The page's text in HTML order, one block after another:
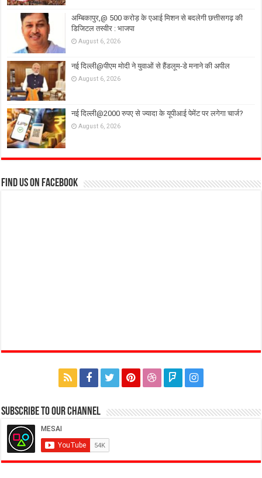
अम्बिकापुर,@ 500 करोड़ के एआई मिशन से बदलेगी छत्तीसगढ़ की
डिजिटल तस्वीर : भाजपा
August 6, 2026
नई दिल्ली@पीएम मोदी ने युवाओं से हैंडलूम-डे मनाने की अपील
August 6, 2026
नई दिल्ली@2000 रुपए से ज्यादा के यूपीआई पेमेंट पर लगेगा चार्ज?
August 6, 2026
Find us on Facebook
Subscribe to our Channel